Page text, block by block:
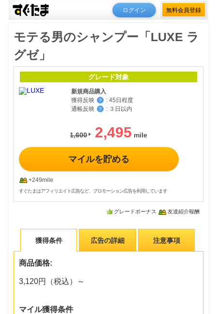
ログイン 無料会員登録
モテる男のシャンプー「LUXE ラ
グゼ」
グレード対象
新規商品購入
獲得反映
？ : 45日程度
通帳反映
？ : ３日以内
1,600 2,495
マイルを貯める
+249mile
すぐたまはアフィリエイト広告など、プロモーション広告を利用しています
グレードボーナス 友達紹介報酬
獲得条件 広告の詳細 注意事項
商品価格:
3,120円（税込）～
マイル獲得条件